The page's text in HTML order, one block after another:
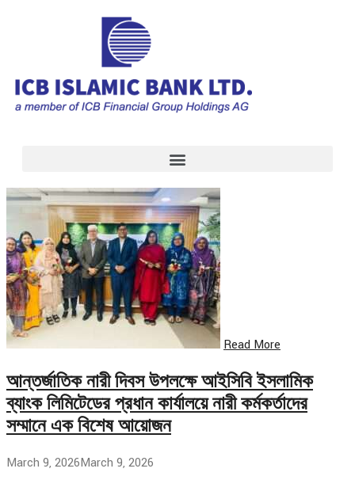
Read More
আন্তর্জাতিক নারী দিবস উপলক্ষে আইসিবি ইসলামিক
ব্যাংক লিমিটেডের প্রধান কার্যালয়ে নারী কর্মকর্তাদের
সম্মানে এক বিশেষ আয়োজন
March 9, 2026March 9, 2026